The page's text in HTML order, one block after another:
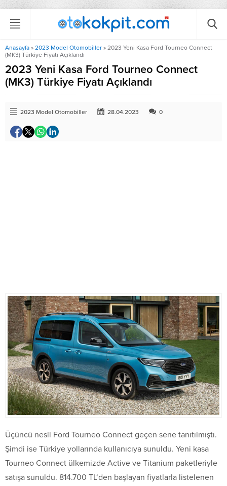
Anasayfa » 2023 Model Otomobiller » 2023 Yeni Kasa Ford Tourneo Connect
(MK3) Türkiye Fiyatı Açıklandı
2023 Yeni Kasa Ford Tourneo Connect
(MK3) Türkiye Fiyatı Açıklandı
2023 Model Otomobiller 28.04.2023 0
Üçüncü nesil Ford Tourneo Connect geçen sene tanıtılmıştı.
Şimdi ise Türkiye yollarında kullanıcıya sunuldu. Yeni kasa
Tourneo Connect ülkemizde Active ve Titanium paketleriyle
satışa sunuldu. 814.700 TL‘den başlayan fiyatlarla listelenen